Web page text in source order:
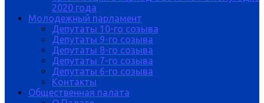
2020 года
Молодежный парламент
Депутаты 10-го созыва
Депутаты 9-го созыва
Депутаты 8-го созыва
Депутаты 7-го созыва
Депутаты 6-го созыва
Контакты
Общественная палата